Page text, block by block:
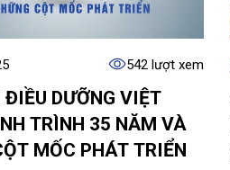
542 lượt xem
ĐIỀU DƯỠNG VIỆT
TRÌNH 35 NĂM VÀ
MỐC PHÁT TRIỂN